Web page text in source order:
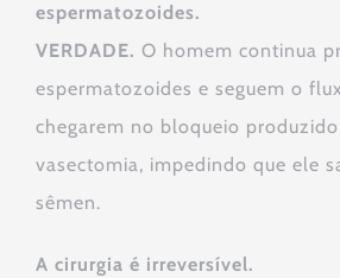
espermatozoides.
VERDADE. O homem continua
espermatozoides e seguem o
chegarem no bloqueio
vasectomia, impedindo que ele
sêmen.
A cirurgia é irreversível.